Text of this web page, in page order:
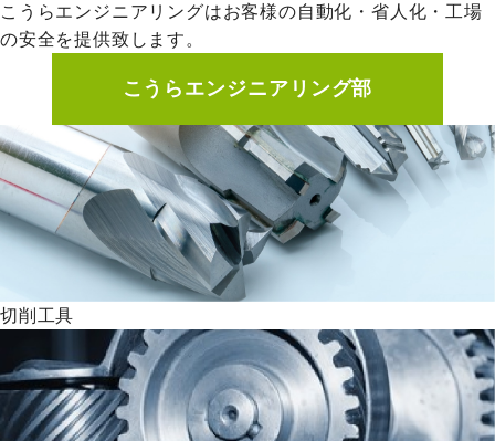
こうらエンジニアリングはお客様の自動化・省人化・工場
の安全を提供致します。
こうらエンジニアリング部
切削工具